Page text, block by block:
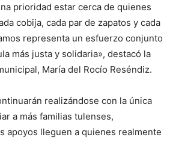
prioridad estar cerca de quienes
cobija, cada par de zapatos y cada
representa un esfuerzo conjunto
más justa y solidaria», destacó la
María del Rocío Reséndiz.
realizándose con la única
a más familias tulenses,
apoyos lleguen a quienes realmente